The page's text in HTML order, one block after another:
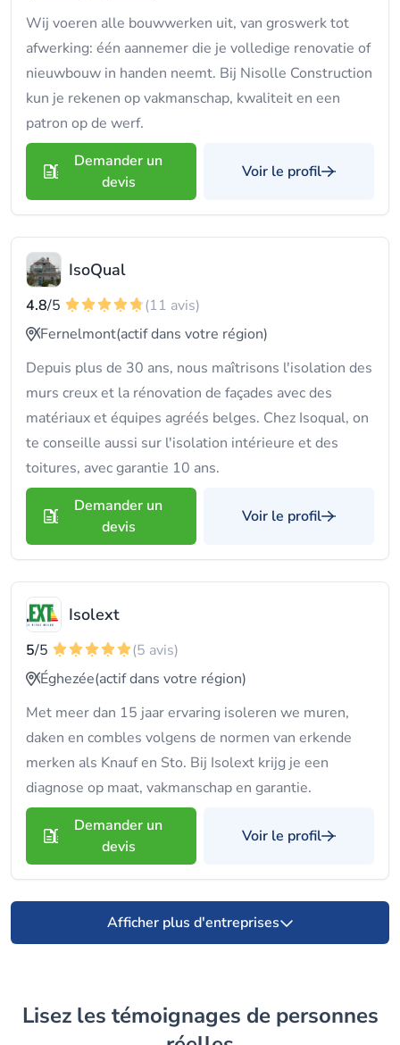
Wij voeren alle bouwwerken uit, van groswerk tot
afwerking: één aannemer die je volledige renovatie of
nieuwbouw in handen neemt. Bij Nisolle Construction
kun je rekenen op vakmanschap, kwaliteit en een
patron op de werf.
Demander un
devis
Voir le profil
IsoQual
4.8/5
(11 avis)
Fernelmont(actif dans votre région)
Depuis plus de 30 ans, nous maîtrisons l'isolation des
murs creux et la rénovation de façades avec des
matériaux et équipes agréés belges. Chez Isoqual, on
te conseille aussi sur l'isolation intérieure et des
toitures, avec garantie 10 ans.
Demander un
devis
Voir le profil
Isolext
5/5
(5 avis)
Éghezée(actif dans votre région)
Met meer dan 15 jaar ervaring isoleren we muren,
daken en combles volgens de normen van erkende
merken als Knauf en Sto. Bij Isolext krijg je een
diagnose op maat, vakmanschap en garantie.
Demander un
devis
Voir le profil
Afficher plus d'entreprises
Lisez les témoignages de personnes